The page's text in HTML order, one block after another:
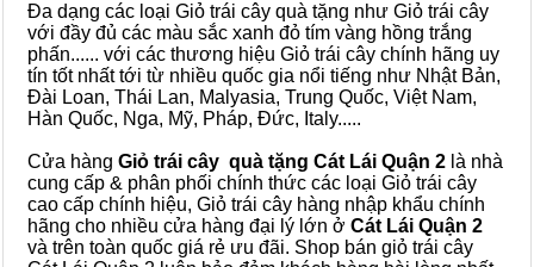
Đa dạng các loại Giỏ trái cây quà tặng như Giỏ trái cây
với đầy đủ các màu sắc xanh đỏ tím vàng hồng trắng
phấn...... với các thương hiệu Giỏ trái cây chính hãng uy
tín tốt nhất tới từ nhiều quốc gia nổi tiếng như Nhật Bản,
Đài Loan, Thái Lan, Malyasia, Trung Quốc, Việt Nam,
Hàn Quốc, Nga, Mỹ, Pháp, Đức, Italy.....
Cửa hàng Giỏ trái cây quà tặng Cát Lái Quận 2 là nhà
cung cấp & phân phối chính thức các loại Giỏ trái cây
cao cấp chính hiệu, Giỏ trái cây hàng nhập khẩu chính
hãng cho nhiều cửa hàng đại lý lớn ở Cát Lái Quận 2
và trên toàn quốc giá rẻ ưu đãi. Shop bán giỏ trái cây